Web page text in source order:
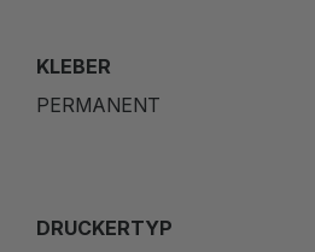
KLEBER
PERMANENT
DRUCKERTYP